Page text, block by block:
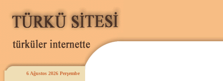
6 Ağustos 2026 Perşembe